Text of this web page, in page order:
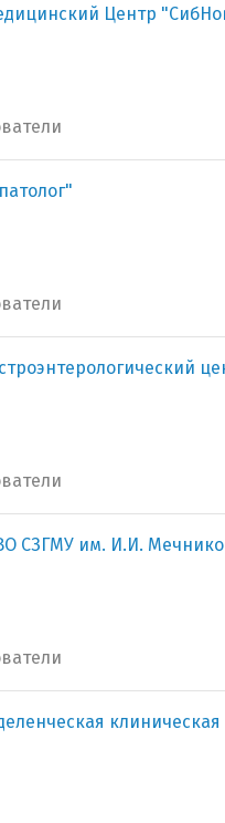
Центр
СЗГМУ им. И.И.